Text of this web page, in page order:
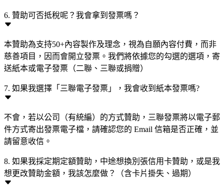
6. 贊助可否抵稅呢？我會拿到發票嗎？
本贊助為支持50+內容製作及理念，視為自願內容付費，而非
慈善項目，因而會開立發票。我們將依據您的勾選的選項，寄
送紙本或電子發票（二聯、三聯或捐贈）
7. 如果我選擇「三聯電子發票」，我會收到紙本發票嗎?
不會，若以公司（有統編）的方式贊助，三聯發票將以電子郵
件方式寄出發票電子檔，請確認您的 Email 信箱是否正確，並
請留意收信。
8. 如果我採定期定額贊助，中途想換別張信用卡贊助，或是我
想更改贊助金額，我該怎麼做？（含卡片掛失、過期）